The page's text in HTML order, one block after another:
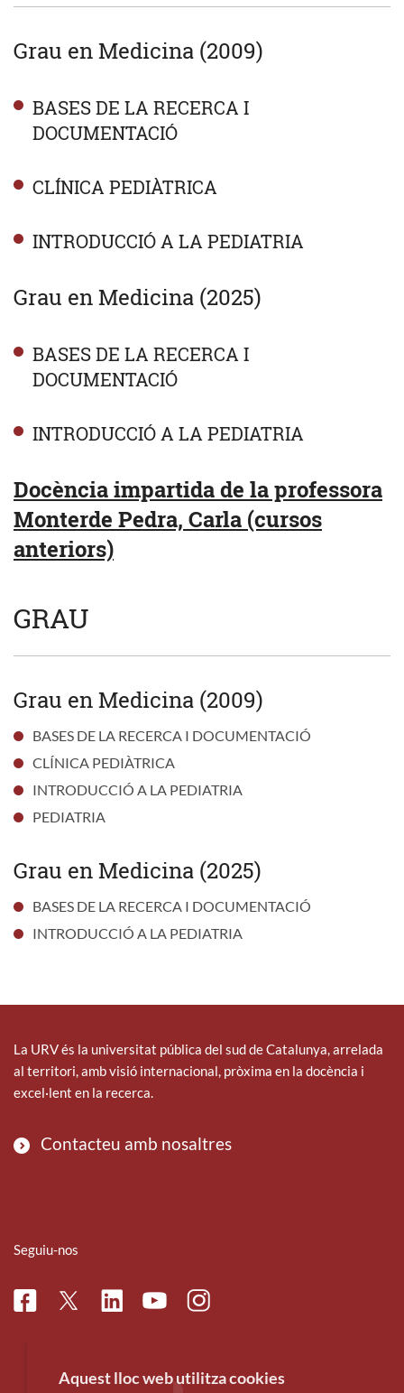
Grau en Medicina (2009)
BASES DE LA RECERCA I
DOCUMENTACIÓ
CLÍNICA PEDIÀTRICA
INTRODUCCIÓ A LA PEDIATRIA
Grau en Medicina (2025)
BASES DE LA RECERCA I
DOCUMENTACIÓ
INTRODUCCIÓ A LA PEDIATRIA
Docència impartida de la professora
Monterde Pedra, Carla (cursos
anteriors)
GRAU
Grau en Medicina (2009)
BASES DE LA RECERCA I DOCUMENTACIÓ
CLÍNICA PEDIÀTRICA
INTRODUCCIÓ A LA PEDIATRIA
PEDIATRIA
Grau en Medicina (2025)
BASES DE LA RECERCA I DOCUMENTACIÓ
INTRODUCCIÓ A LA PEDIATRIA
La URV és la universitat pública del sud de Catalunya, arrelada
al territori, amb visió internacional, pròxima en la docència i
excel·lent en la recerca.
Contacteu amb nosaltres
Seguiu-nos
FacebookTwitterLinkedinYoutubeInstagram
Aquest lloc web utilitza cookies